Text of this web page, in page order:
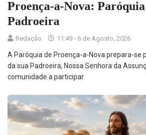
Proença-a-Nova:
Padroeira
Redação 11:49 - 6 de Agosto, 2026
A Paróquia de Proença-a-Nova prepara-se
da sua Padroeira, Nossa Senhora da
comunidade a participar